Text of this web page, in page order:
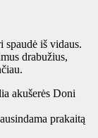
iš vidaus.
drabužius,
akušerės Doni
prakaitą